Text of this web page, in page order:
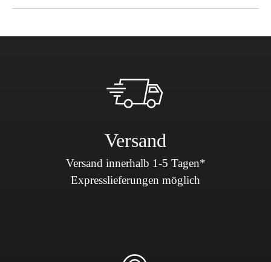
Versand
Versand innerhalb 1-5 Tagen*
Expresslieferungen möglich